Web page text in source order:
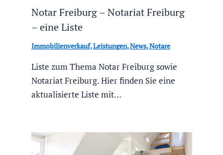
Notar Freiburg – Notariat Freiburg
– eine Liste
Immobilienverkauf,Leistungen,News,Notare
Liste zum Thema Notar Freiburg sowie
Notariat Freiburg. Hier finden Sie eine
aktualisierte Liste mit…